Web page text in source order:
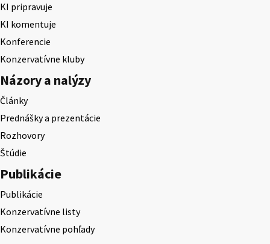
KI pripravuje
KI komentuje
Konferencie
Konzervatívne kluby
Názory a nalýzy
Články
Prednášky a prezentácie
Rozhovory
Štúdie
Publikácie
Publikácie
Konzervatívne listy
Konzervatívne pohľady